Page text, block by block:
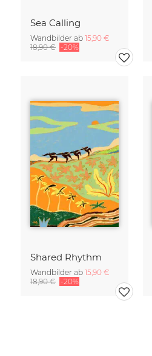
Sea Calling
Wandbilder ab 15,90 €
18,90 € -20%
Shared Rhythm
Wandbilder ab 15,90 €
18,90 € -20%